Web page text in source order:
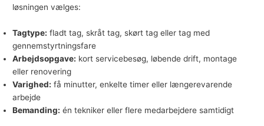
løsningen vælges:
Tagtype: fladt tag, skråt tag, skørt tag eller tag med
gennemstyrtningsfare
Arbejdsopgave: kort servicebesøg, løbende drift, montage
eller renovering
Varighed: få minutter, enkelte timer eller længerevarende
arbejde
Bemanding: én tekniker eller flere medarbejdere samtidigt